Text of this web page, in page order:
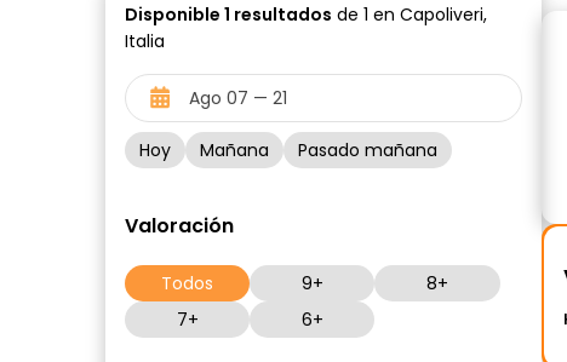
Disponible 1 resultados de 1 en Capoliveri,
Italia
Hoy Mañana Pasado mañana
Valoración
Todos 9+
8+
7+
6+